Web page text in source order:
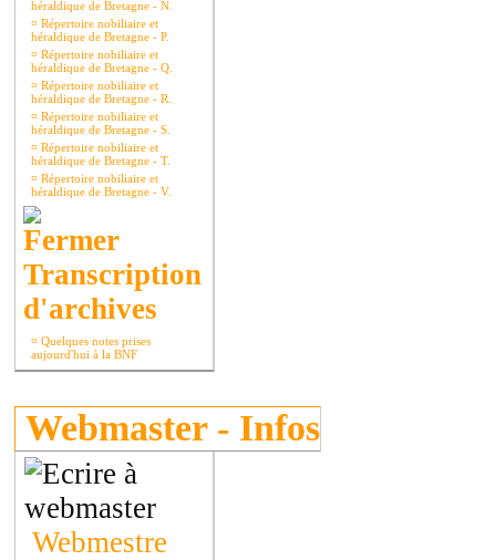
héraldique de Bretagne - N.
¤ Répertoire nobiliaire et
héraldique de Bretagne - P.
¤ Répertoire nobiliaire et
héraldique de Bretagne - Q.
¤ Répertoire nobiliaire et
héraldique de Bretagne - R.
¤ Répertoire nobiliaire et
héraldique de Bretagne - S.
¤ Répertoire nobiliaire et
héraldique de Bretagne - T.
¤ Répertoire nobiliaire et
héraldique de Bretagne - V.
Transcription
d'archives
¤ Quelques notes prises
aujourd'hui à la BNF
Webmaster - Infos
Webmestre